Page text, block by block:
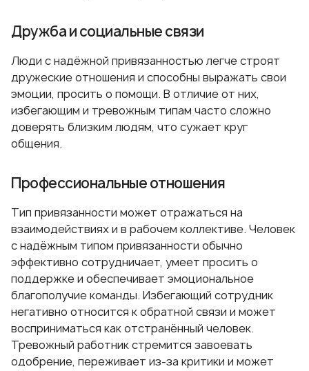
Дружба и социальные связи
Люди с надёжной привязанностью легче строят
дружеские отношения и способны выражать свои
эмоции, просить о помощи. В отличие от них,
избегающим и тревожным типам часто сложно
доверять близким людям, что сужает круг
общения.
Профессиональные отношения
Тип привязанности может отражаться на
взаимодействиях и в рабочем коллективе. Человек
с надёжным типом привязанности обычно
эффективно сотрудничает, умеет просить о
поддержке и обеспечивает эмоциональное
благополучие команды. Избегающий сотрудник
негативно относится к обратной связи и может
восприниматься как отстранённый человек.
Тревожный работник стремится завоевать
одобрение, переживает из‑за критики и может